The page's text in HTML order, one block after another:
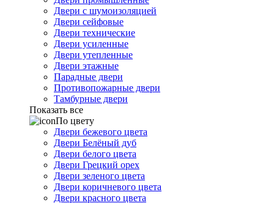
Двери с шумоизоляцией
Двери сейфовые
Двери технические
Двери усиленные
Двери утепленные
Двери этажные
Парадные двери
Противопожарные двери
Тамбурные двери
Показать все
По цвету
Двери бежевого цвета
Двери Белёный дуб
Двери белого цвета
Двери Грецкий орех
Двери зеленого цвета
Двери коричневого цвета
Двери красного цвета